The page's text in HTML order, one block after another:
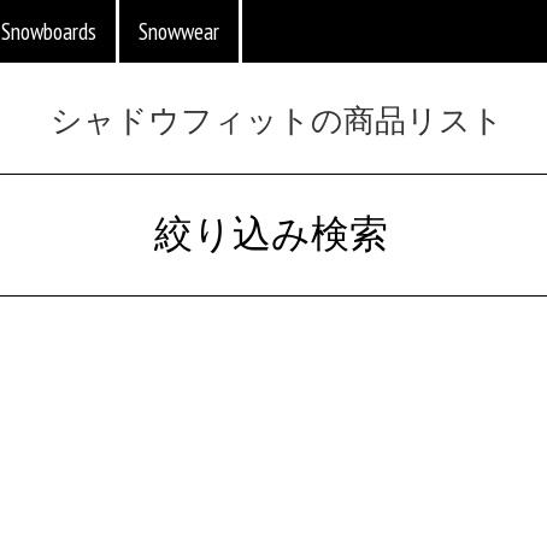
Snowboards Snowwear
シャドウフィットの商品リスト
絞り込み検索